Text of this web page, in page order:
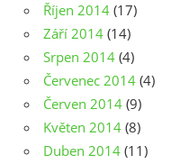
Říjen 2014 (17)
Září 2014 (14)
Srpen 2014 (4)
Červenec 2014 (4)
Červen 2014 (9)
Květen 2014 (8)
Duben 2014 (11)